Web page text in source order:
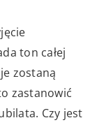
ton całej
zostaną
zastanowić
Czy jest